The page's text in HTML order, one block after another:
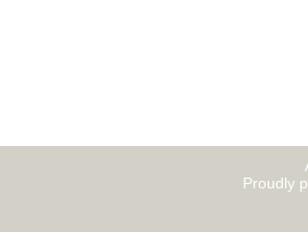
Proudly